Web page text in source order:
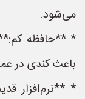
می‌شود.
* **حافظه کم:**
باعث کندی در
* **نرم‌افزار